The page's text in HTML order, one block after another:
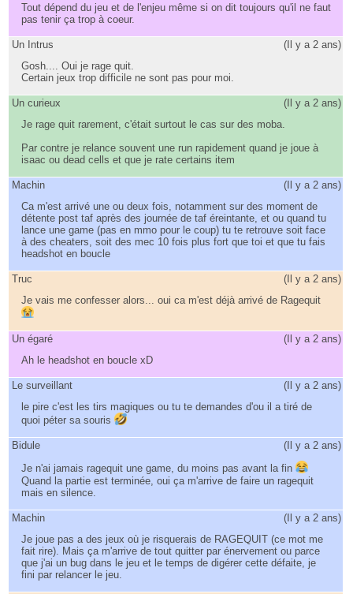
Tout dépend du jeu et de l'enjeu même si on dit toujours qu'il ne faut
pas tenir ça trop à coeur.
Un Intrus (Il y a 2 ans)
Gosh.... Oui je rage quit.
Certain jeux trop difficile ne sont pas pour moi.
Un curieux (Il y a 2 ans)
Je rage quit rarement, c'était surtout le cas sur des moba.
Par contre je relance souvent une run rapidement quand je joue à
isaac ou dead cells et que je rate certains item
Machin (Il y a 2 ans)
Ca m'est arrivé une ou deux fois, notamment sur des moment de
détente post taf après des journée de taf éreintante, et ou quand tu
lance une game (pas en mmo pour le coup) tu te retrouve soit face
à des cheaters, soit des mec 10 fois plus fort que toi et que tu fais
headshot en boucle
Truc (Il y a 2 ans)
Je vais me confesser alors... oui ca m'est déjà arrivé de Ragequit
Un égaré ( Il y a 2 ans)
Ah le headshot en boucle xD
Le surveillant ( Il y a 2 ans)
le pire c'est les tirs magiques ou tu te demandes d'ou il a tiré de
quoi péter sa souris
Bidule ( Il y a 2 ans)
Je n'ai jamais ragequit une game, du moins pas avant la fin
Quand la partie est terminée, oui ça m'arrive de faire un ragequit
mais en silence.
Machin (Il y a 2 ans)
Je joue pas a des jeux où je risquerais de RAGEQUIT (ce mot me
fait rire). Mais ça m'arrive de tout quitter par énervement ou parce
que j'ai un bug dans le jeu et le temps de digérer cette défaite, je
fini par relancer le jeu.